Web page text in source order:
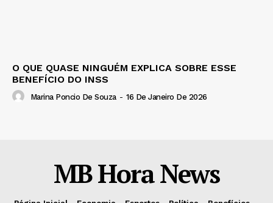
O QUE QUASE NINGUÉM EXPLICA SOBRE ESSE
BENEFÍCIO DO INSS
Marina Poncio De Souza - 16 De Janeiro De 2026
MB Hora News